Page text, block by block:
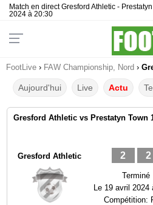
Match en direct Gresford Athletic -
2024 à 20:30
FootLive › FAW Championship, Nord ›
Aujourd'hui Live Actu
Gresford Athletic vs Prestatyn Town
Gresford Athletic 2 2
Terminé
Le 19 avril 2024
Compétition: